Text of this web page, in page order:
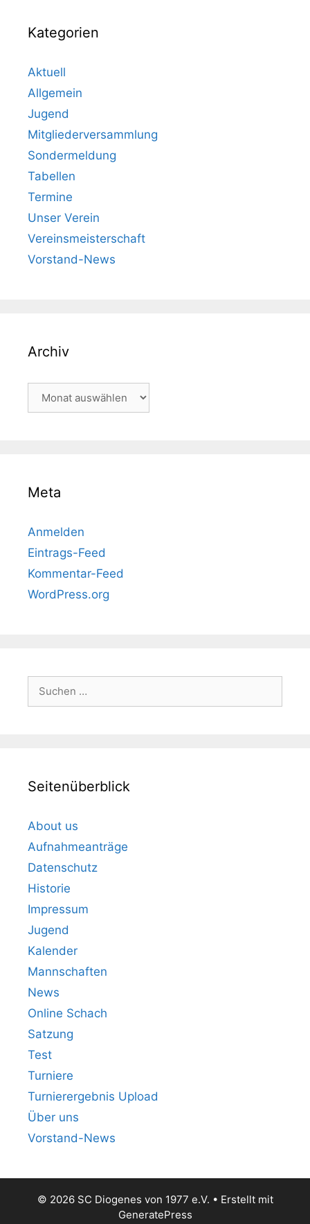
Kategorien
Aktuell
Allgemein
Jugend
Mitgliederversammlung
Sondermeldung
Tabellen
Termine
Unser Verein
Vereinsmeisterschaft
Vorstand-News
Archiv
Archiv
Meta
Anmelden
Eintrags-Feed
Kommentar-Feed
WordPress.org
Suchen
Seitenüberblick
About us
Aufnahmeanträge
Datenschutz
Historie
Impressum
Jugend
Kalender
Mannschaften
News
Online Schach
Satzung
Test
Turniere
Turnierergebnis Upload
Über uns
Vorstand-News
© 2026 SC Diogenes von 1977 e.V. • Erstellt mit
GeneratePress